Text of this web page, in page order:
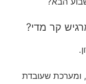
קר מדי?
ומערכת שעובדת